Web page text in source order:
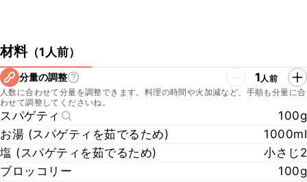
材料（1人前）
分量の調整 1人前
人数に合わせて分量を調整できます。料理の時間や火加減など、手順も分量に合
わせて調整してくださいね。
スパゲティ
100g
お湯 (スパゲティを茹でるため)
1000ml
塩 (スパゲティを茹でるため)
小さじ2
ブロッコリー
100g